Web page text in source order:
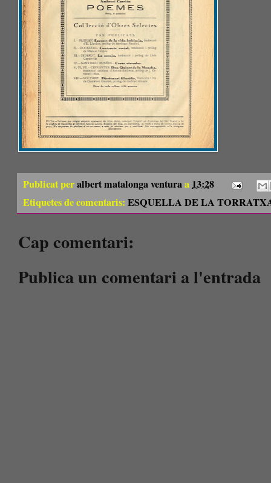
Publicat peralbert matalonga venturaa13:28
Etiquetes de comentaris: ESQUELLA DE LA
Cap comentari:
Publica un comentari a l'entrada